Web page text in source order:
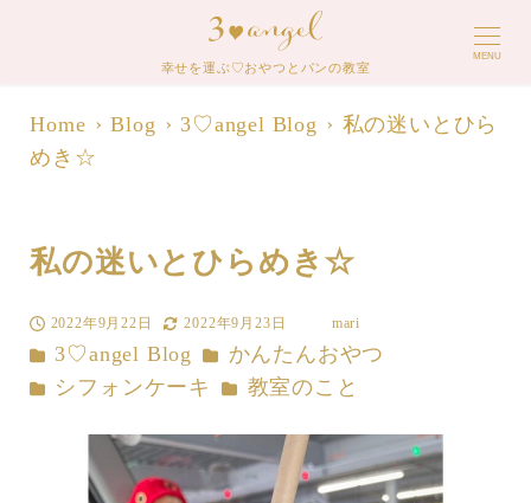
幸せを運ぶ♡おやつとパンの教室
MENU
Home Blog 3♡angel Blog
私の迷いとひら
めき☆
私の迷いとひらめき☆
投稿日
2022年9月22日
更新日
2022年9月23日
者
mari
カテゴリー
3♡angel Blog カテゴリー
かんたんおやつ
カテゴリー
シフォンケーキ カテゴリー
教室のこと